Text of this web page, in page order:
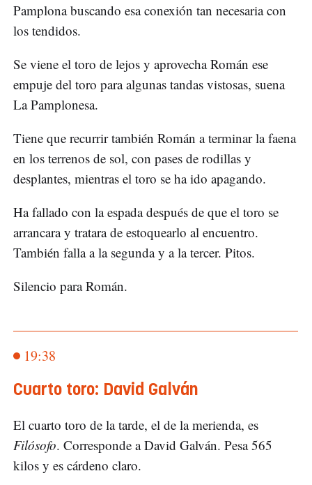
Pamplona buscando esa conexión tan necesaria con
los tendidos.
Se viene el toro de lejos y aprovecha Román ese
empuje del toro para algunas tandas vistosas, suena
La Pamplonesa.
Tiene que recurrir también Román a terminar la faena
en los terrenos de sol, con pases de rodillas y
desplantes, mientras el toro se ha ido apagando.
Ha fallado con la espada después de que el toro se
arrancara y tratara de estoquearlo al encuentro.
También falla a la segunda y a la tercer. Pitos.
Silencio para Román.
19:38
Cuarto toro: David Galván
El cuarto toro de la tarde, el de la merienda, es
Filósofo. Corresponde a David Galván. Pesa 565
kilos y es cárdeno claro.